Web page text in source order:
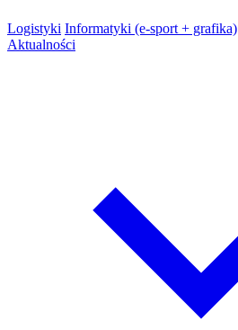
Logistyki Informatyki (e-sport + grafika)
Aktualności